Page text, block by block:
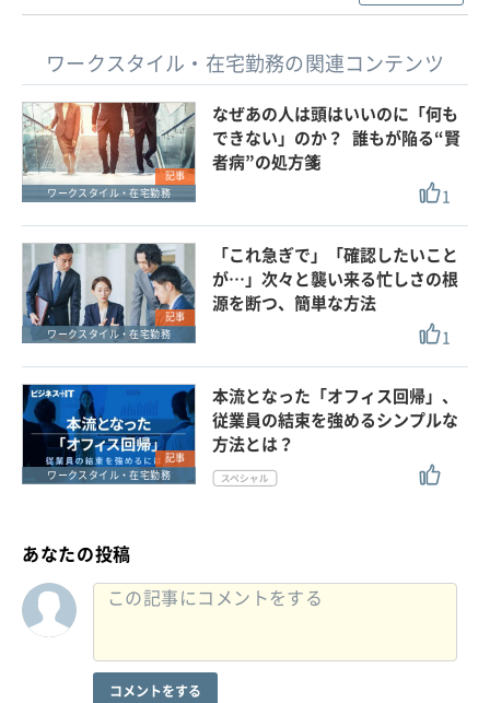
ワークスタイル・在宅勤務の関連コンテンツ
記事
ワークスタイル・在宅勤務
なぜあの人は頭はいいのに「何も
できない」のか？ 誰もが陥る“賢
者病”の処方箋
1
記事
ワークスタイル・在宅勤務
「これ急ぎで」「確認したいこと
が…」次々と襲い来る忙しさの根
源を断つ、簡単な方法
1
記事
ワークスタイル・在宅勤務
本流となった「オフィス回帰」、
従業員の結束を強めるシンプルな
方法とは？
あなたの投稿
コメントをする